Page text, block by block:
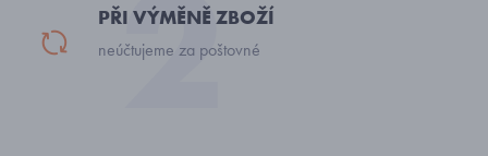
PŘI VÝMĚNĚ ZBOŽÍ
neúčtujeme za poštovné